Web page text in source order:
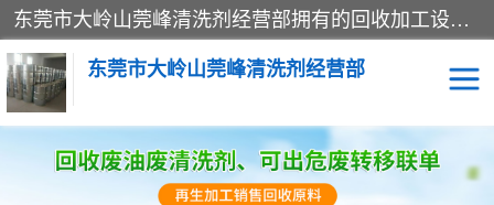
东莞市大岭山莞峰清洗剂经营部拥有的回收加工设备，大量废油回收、废清洗剂回收、废溶剂油回收、机械废油废清洗剂回收、废碳氢回收、碳氢液压油回收、碳氢二氯回收等废清洗剂处理；我们只是提供废旧化工原料的循环使用存放点，执行正规的存放，有正规的回收资质处理。同时我们公司批发零售回收级清洗剂，脱模油再生基础油，质量保证。
东莞市大岭山莞峰清洗剂经营部
废清洗剂回收